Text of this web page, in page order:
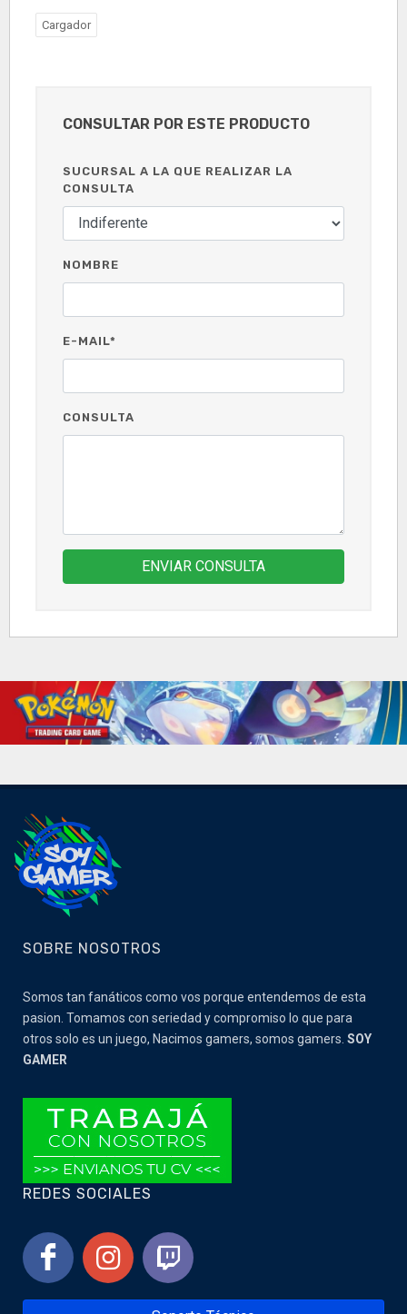
Cargador
CONSULTAR POR ESTE PRODUCTO
SUCURSAL A LA QUE REALIZAR LA
CONSULTA
NOMBRE
E-MAIL*
CONSULTA
ENVIAR CONSULTA
SOBRE NOSOTROS
Somos tan fanáticos como vos porque entendemos de esta
pasion. Tomamos con seriedad y compromiso lo que para
otros solo es un juego, Nacimos gamers, somos gamers. SOY
GAMER
REDES SOCIALES